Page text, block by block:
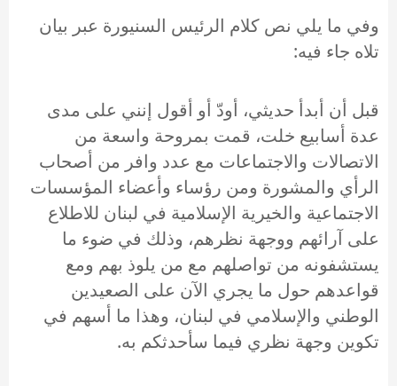
وفي ما يلي نص كلام الرئيس السنيورة عبر بيان
تلاه جاء فيه:
قبل أن أبدأ حديثي، أودّ أو أقول إنني على مدى
عدة أسابيع خلت، قمت بمروحة واسعة من
الاتصالات والاجتماعات مع عدد وافر من أصحاب
الرأي والمشورة ومن رؤساء وأعضاء المؤسسات
الاجتماعية والخيرية الإسلامية في لبنان للاطلاع
على آرائهم ووجهة نظرهم، وذلك في ضوء ما
يستشفونه من تواصلهم مع من يلوذ بهم ومع
قواعدهم حول ما يجري الآن على الصعيدين
الوطني والإسلامي في لبنان، وهذا ما أسهم في
تكوين وجهة نظري فيما سأحدثكم به.